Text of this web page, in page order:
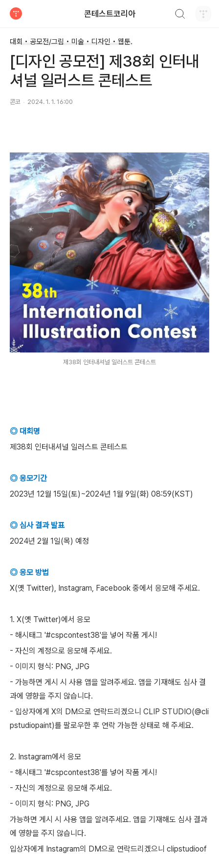
콘테스트코리아
대회 • 공모전/그림 • 미술 • 디자인 • 웹툰.
[디자인 공모전] 제38회 인터내
셔널 일러스트 콘테스트
콘코 2024. 1. 1. 16:00
제38회 인터내셔널 일러스트 콘테스트
◎ 대회명
제38회 인터내셔널 일러스트 콘테스트
◎ 응모기간
2023년 12월 15일(토)~2024년 1월 9일(화) 08:59(KST)
◎ 심사 결과 발표
2024년 2월 1일(목) 예정
◎ 응모 방법
X(옛 Twitter), Instagram, Facebook 중에서 응모해 주세요.
1. X(옛 Twitter)에서 응모
- 해시태그 '#cspcontest38'을 넣어 작품 게시!
- 자신의 계정으로 응모해 주세요.
- 이미지 형식: PNG, JPG
- 가능하면 게시 시 사용 앱을 알려주세요. 앱을 기재해도 심사 결
과에 영향을 주지 않습니다.
- 입상자에게 X의 DM으로 연락드리겠으니 CLIP STUDIO(@cli
pstudiopaint)를 팔로우한 후 연락 가능한 상태로 해 주세요.
2. Instagram에서 응모
- 해시태그 '#cspcontest38'를 넣어 작품 게시!
- 자신의 계정으로 응모해 주세요.
- 이미지 형식: PNG, JPG
가능하면 게시 시 사용 앱을 알려주세요. 앱을 기재해도 심사 결과
에 영향을 주지 않습니다.
입상자에게 Instagram의 DM으로 연락드리겠으니 clipstudioof